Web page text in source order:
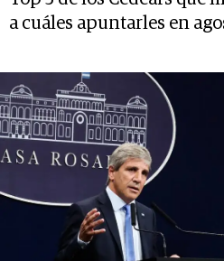
a cuáles apuntarles en